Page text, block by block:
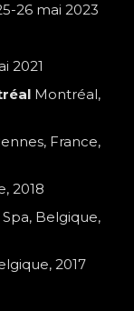
26 mai 2023
2021
Montréal,
France,
2018
Spa, Belgique,
2017